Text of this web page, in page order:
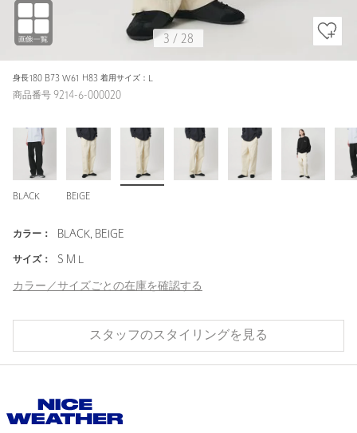
身長180 B73 W61 H83 着用サイズ：L
3 / 28
商品番号 9214-6-000020
BLACK BEIGE
カラー： BLACK, BEIGE
サイズ： S M L
カラー／サイズごとの在庫を確認する
スタッフのスタイリングを見る